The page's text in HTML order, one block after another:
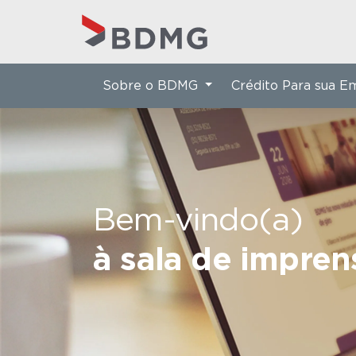
Bem-vindo(a)
à sala de
Sobre o BDMG Crédito Para sua